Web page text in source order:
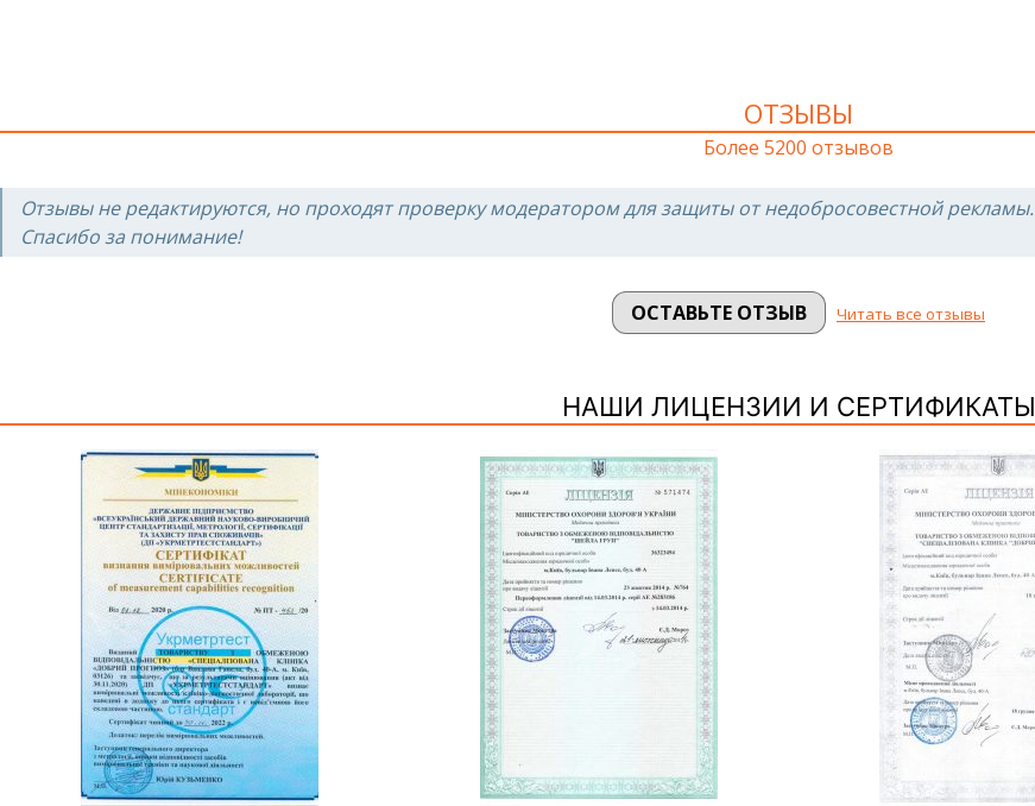
ОТЗЫВЫ
Более 5200 отзывов
Отзывы не редактируются, но проходят проверку модератором для защиты от недобросовестной рекламы.
Спасибо за понимание!
ОСТАВЬТЕ ОТЗЫВ Читать все отзывы
НАШИ ЛИЦЕНЗИИ И СЕРТИФИКАТЫ